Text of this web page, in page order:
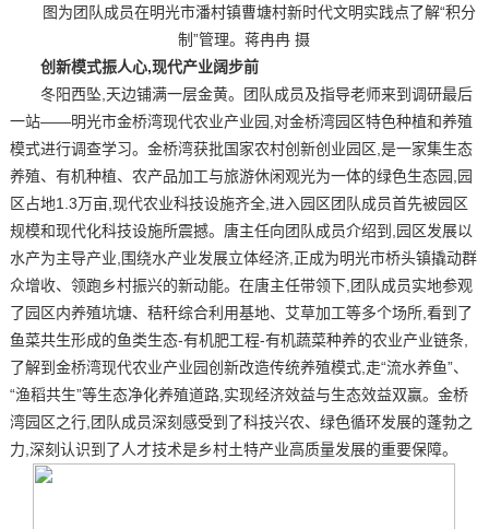
图为团队成员在明光市潘村镇曹塘村新时代文明实践点了解“积分
制”管理。蒋冉冉 摄
创新模式振人心,现代产业阔步前
冬阳西坠,天边铺满一层金黄。团队成员及指导老师来到调研最后
一站——明光市金桥湾现代农业产业园,对金桥湾园区特色种植和养殖
模式进行调查学习。金桥湾获批国家农村创新创业园区,是一家集生态
养殖、有机种植、农产品加工与旅游休闲观光为一体的绿色生态园,园
区占地1.3万亩,现代农业科技设施齐全,进入园区团队成员首先被园区
规模和现代化科技设施所震撼。唐主任向团队成员介绍到,园区发展以
水产为主导产业,围绕水产业发展立体经济,正成为明光市桥头镇撬动群
众增收、领跑乡村振兴的新动能。在唐主任带领下,团队成员实地参观
了园区内养殖坑塘、秸秆综合利用基地、艾草加工等多个场所,看到了
鱼菜共生形成的鱼类生态-有机肥工程-有机蔬菜种养的农业产业链条,
了解到金桥湾现代农业产业园创新改造传统养殖模式,走“流水养鱼”、
“渔稻共生”等生态净化养殖道路,实现经济效益与生态效益双赢。金桥
湾园区之行,团队成员深刻感受到了科技兴农、绿色循环发展的蓬勃之
力,深刻认识到了人才技术是乡村土特产业高质量发展的重要保障。